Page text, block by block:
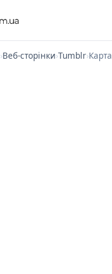
›Веб-сторінки›Tumblr›Карта